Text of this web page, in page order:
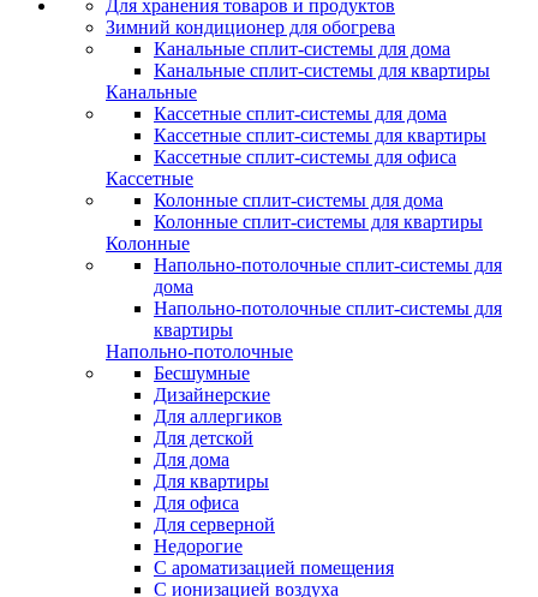
Для хранения товаров и продуктов
Зимний кондиционер для обогрева
Канальные сплит-системы для дома
Канальные сплит-системы для квартиры
Канальные
Кассетные сплит-системы для дома
Кассетные сплит-системы для квартиры
Кассетные сплит-системы для офиса
Кассетные
Колонные сплит-системы для дома
Колонные сплит-системы для квартиры
Колонные
Напольно-потолочные сплит-системы для
дома
Напольно-потолочные сплит-системы для
квартиры
Напольно-потолочные
Бесшумные
Дизайнерские
Для аллергиков
Для детской
Для дома
Для квартиры
Для офиса
Для серверной
Недорогие
С ароматизацией помещения
С ионизацией воздуха